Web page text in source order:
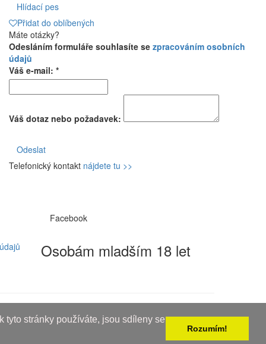
tyto stránky používáte, jsou sdíleny se
Rozumím!
Hlídací pes
Přidat do oblíbených
Máte otázky?
Odesláním formuláře souhlasíte se zpracováním osobních
údajů
Váš e-mail: *
Váš dotaz nebo požadavek:
Odeslat
Telefonický kontakt nájdete tu >>
Facebook
Osobám mladším 18 let